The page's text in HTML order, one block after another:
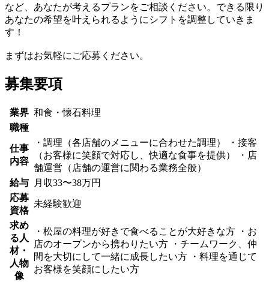
など、あなたが考えるプランをご相談ください。できる限り
あなたの希望を叶えられるようにシフトを調整していきま
す！
まずはお気軽にご応募ください。
募集要項
業界 和食・懐石料理
職種
仕事
内容
・調理（各店舗のメニューに合わせた調理） ・接客
（お客様に笑顔で対応し、快適な食事を提供） ・店
舗運営（店舗の運営に関わる業務全般）
給与
月収33〜38万円
応募
資格
未経験歓迎
求め
る人
材・
人物
像
・松屋の料理が好きで食べることが大好きな方 ・お
店のオープンから携わりたい方 ・チームワーク、仲
間を大切にして一緒に成長したい方 ・料理を通じて
お客様を笑顔にしたい方